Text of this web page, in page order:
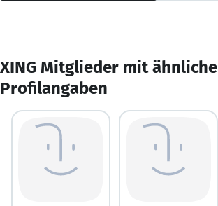
XING Mitglieder mit
Profilangaben